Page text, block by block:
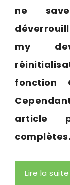
ne
my
fonction
article
complètes.
Lire la suite